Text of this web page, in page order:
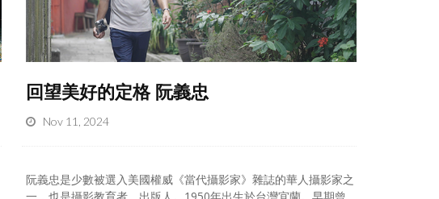
回望美好的定格 阮義忠
Nov 11, 2024
阮義忠是少數被選入美國權威《當代攝影家》雜誌的華人攝影家之